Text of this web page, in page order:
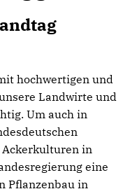
hochwertigen und
Landwirte und
Um auch in
Ackerkulturen in
eine
Pflanzenbau in